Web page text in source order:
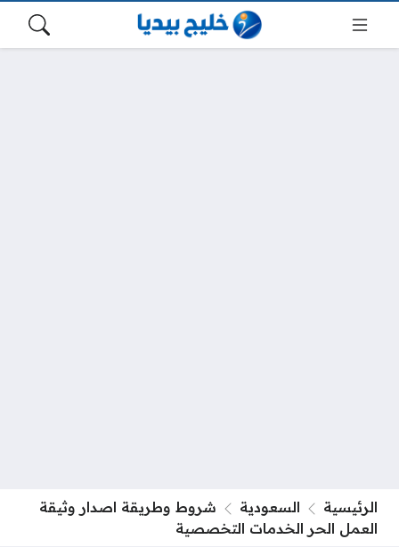
الرئيسية السعودية
شروط وطريقة اصدار وثيقة
العمل الحر الخدمات التخصصية